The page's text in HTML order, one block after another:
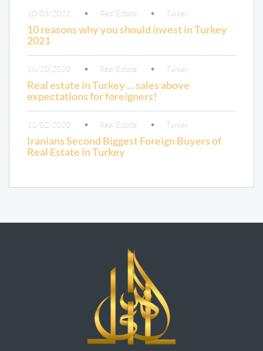
10/03/2021 Real Estate Turkey
10 reasons why you should invest in Turkey
2021
16/10/2020 Real Estate Turkey
Real estate in Turkey ... sales above
expectations for foreigners!
11/02/2020 Real Estate Turkey
Iranians Second Biggest Foreign Buyers of
Real Estate in Turkey